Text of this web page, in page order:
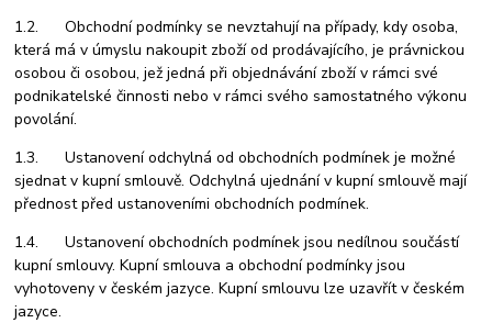
1.2. Obchodní podmínky se nevztahují na případy, kdy osoba,
která má v úmyslu nakoupit zboží od prodávajícího, je právnickou
osobou či osobou, jež jedná při objednávání zboží v rámci své
podnikatelské činnosti nebo v rámci svého samostatného výkonu
povolání.
1.3. Ustanovení odchylná od obchodních podmínek je možné
sjednat v kupní smlouvě. Odchylná ujednání v kupní smlouvě mají
přednost před ustanoveními obchodních podmínek.
1.4. Ustanovení obchodních podmínek jsou nedílnou součástí
kupní smlouvy. Kupní smlouva a obchodní podmínky jsou
vyhotoveny v českém jazyce. Kupní smlouvu lze uzavřít v českém
jazyce.